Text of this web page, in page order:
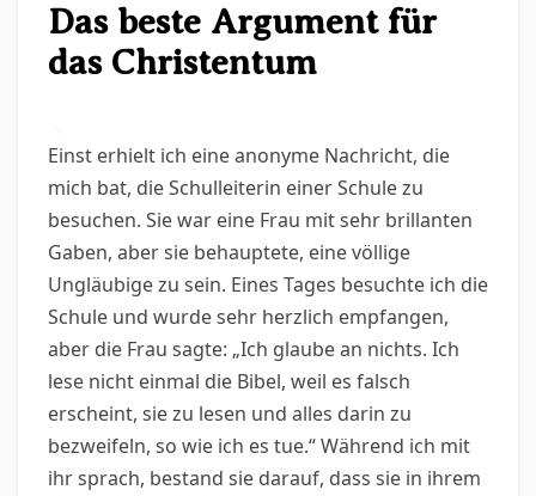
Das beste Argument für
das Christentum
Einst erhielt ich eine anonyme Nachricht, die
mich bat, die Schulleiterin einer Schule zu
besuchen. Sie war eine Frau mit sehr brillanten
Gaben, aber sie behauptete, eine völlige
Ungläubige zu sein. Eines Tages besuchte ich die
Schule und wurde sehr herzlich empfangen,
aber die Frau sagte: „Ich glaube an nichts. Ich
lese nicht einmal die Bibel, weil es falsch
erscheint, sie zu lesen und alles darin zu
bezweifeln, so wie ich es tue.“ Während ich mit
ihr sprach, bestand sie darauf, dass sie in ihrem